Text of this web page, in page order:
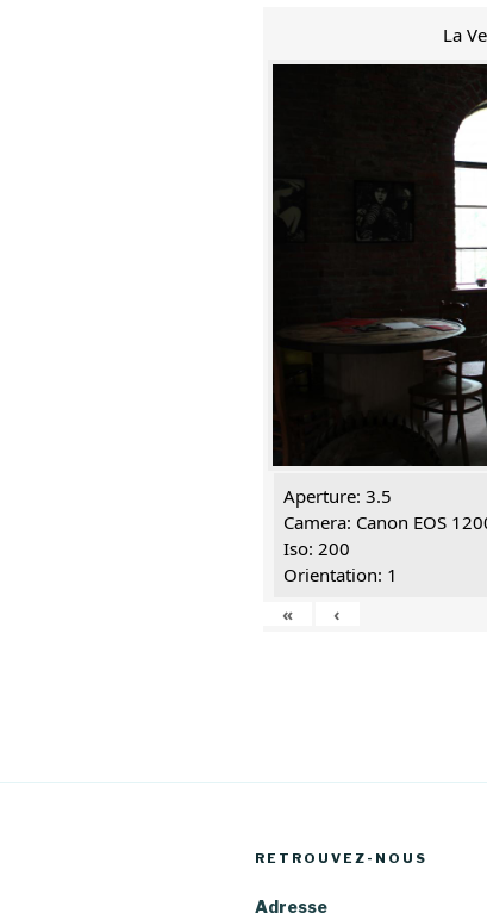
La
Aperture: 3.5
Camera: Canon EOS
Iso: 200
Orientation: 1
«
‹
RETROUVEZ-NOUS
Adresse